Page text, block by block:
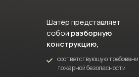
Шатёр представляет
собой разборную
конструкцию,
соответствующую
пожарной безопасности